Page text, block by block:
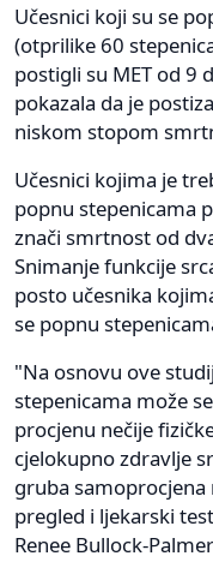
Učesnici koji su se
(otprilike 60
postigli su MET od 9
pokazala da je
niskom stopom
Učesnici kojima je
popnu stepenicama
znači smrtnost od
Snimanje funkcije
posto učesnika
se popnu
"Na osnovu ove
stepenicama može
procjenu nečije
cjelokupno zdravlje
gruba
pregled i ljekarski
Renee Bullock-